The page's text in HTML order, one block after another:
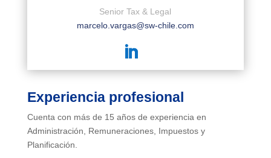
Senior Tax & Legal
marcelo.vargas@sw-chile.com
Experiencia profesional
Cuenta con más de 15 años de experiencia en
Administración, Remuneraciones, Impuestos y
Planificación.